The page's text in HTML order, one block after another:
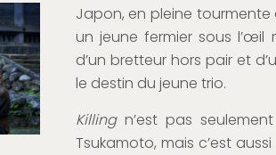
Japon, en pleine tourmente
un jeune fermier sous l’œil
d’un bretteur hors pair et
le destin du jeune trio.
Killingn’est pas
Tsukamoto, mais c’est